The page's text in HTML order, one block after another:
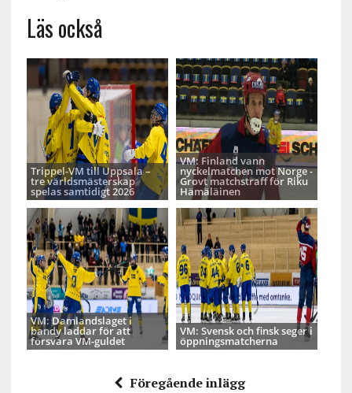
Läs också
Trippel-VM till Uppsala –
tre världsmästerskap
spelas samtidigt 2026
VM: Finland vann
nyckelmatchen mot Norge -
Grovt matchstraff för Riku
Hämäläinen
VM: Damlandslaget i
bandy laddar för att
försvara VM-guldet
VM: Svensk och finsk seger i
öppningsmatcherna
Föregående inlägg